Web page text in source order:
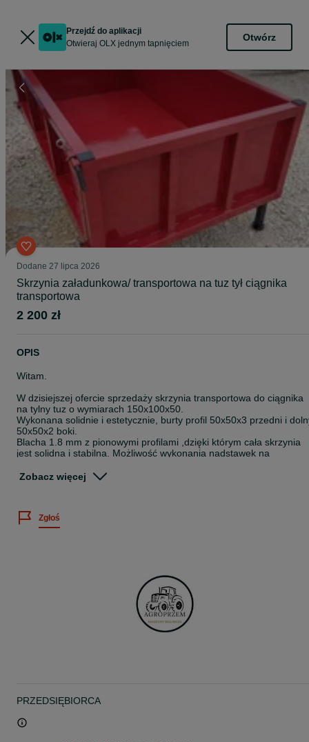
Przejdź do aplikacji
Otwieraj OLX jednym tapnięciem
Otwórz
Dodane 27 lipca 2026
Skrzynia załadunkowa/ transportowa na tuz tył ciągnika
transportowa
2 200 zł
OPIS
Witam.
W dzisiejszej ofercie sprzedaży skrzynia transportowa do ciągnika
na tylny tuz o wymiarach 150x100x50.
Wykonana solidnie i estetycznie, burty profil 50x50x3 przedni i
50x50x2 boki.
Blacha 1.8 mm z pionowymi profilami ,dzięki którym cała skrzynia
jest solidna i stabilna. Możliwość wykonania nadstawek na
Podana cena dotyczy skrzyni bez kipra ręcznego i hydraulicznego.
*skrzynie bez kipra
* skrzynie z kiprem
Dostawa na terenie całego kraju.
Płatność na miejscu u kierowcy .
094
Zobacz więcej
Zgłoś
PRZEDSIĘBIORCA